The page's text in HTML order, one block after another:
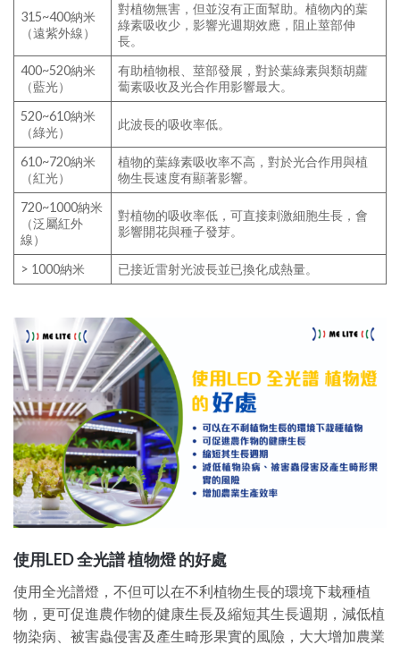
315~400納米
（遠紫外線）
對植物無害，但並沒有正面幫助。植物內的葉
綠素吸收少，影響光週期效應，阻止莖部伸
長。
400~520納米
（藍光）
有助植物根、莖部發展，對於葉綠素與類胡蘿
蔔素吸收及光合作用影響最大。
520~610納米
（綠光）
此波長的吸收率低。
610~720納米
（紅光）
植物的葉綠素吸收率不高，對於光合作用與植
物生長速度有顯著影響。
720~1000納米
（泛屬紅外
線）
對植物的吸收率低，可直接刺激細胞生長，會
影響開花與種子發芽。
> 1000納米 已接近雷射光波長並已換化成熱量。
使用LED 全光譜 植物燈 的好處
使用全光譜燈，不但可以在不利植物生長的環境下栽種植
物，更可促進農作物的健康生長及縮短其生長週期，減低植
物染病、被害蟲侵害及產生畸形果實的風險，大大增加農業